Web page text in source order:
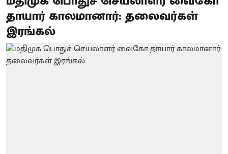
தாயார் காலமானார்: தலைவர்கள்
இரங்கல்